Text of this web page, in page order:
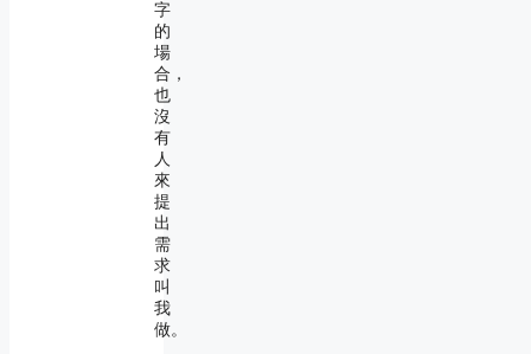
字
的
場
合，
也
沒
有
人
來
提
出
需
求
叫
我
做。